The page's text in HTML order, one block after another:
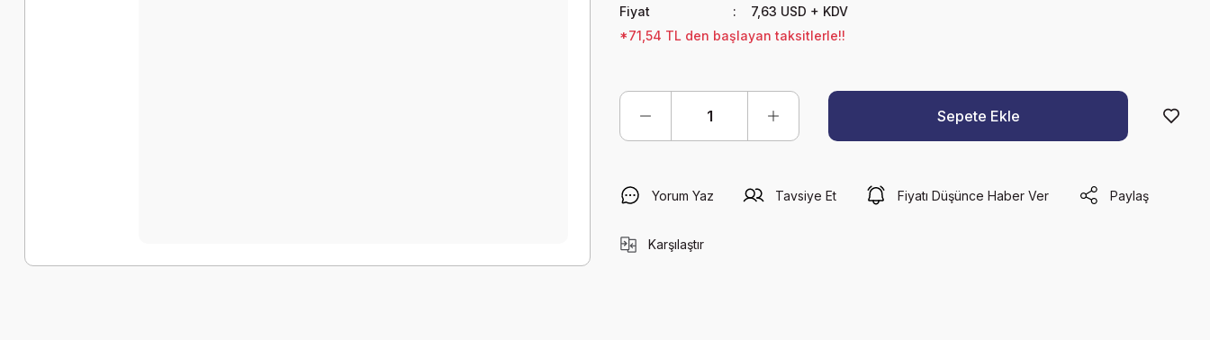
Fiyat
7,63 USD + KDV
*71,54 TL den başlayan taksitlerle!!
Sepete Ekle
Yorum Yaz Tavsiye Et Fiyatı Düşünce Haber Ver Paylaş
Karşılaştır